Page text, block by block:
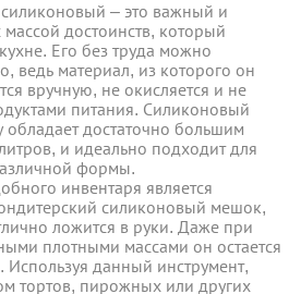
– это важный и
достоинств, который
Его без труда можно
ведь материал, из которого он
вручную, не окисляется и не
питания. Силиконовый
достаточно большим
и идеально подходит для
формы.
инвентаря является
силиконовый мешок,
ложится в руки. Даже при
плотными массами он остается
данный инструмент,
тортов, пирожных или других